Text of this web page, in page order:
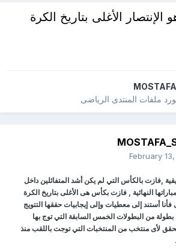
الأغلى بتاريخ الكرة
ملفات المنتدى الرياضى
February
,فازت بالكأس التي لم يكن أشد المتفائلين داخل
النهائية , فازت بكأس هى الأغلى بتاريخ الكرة
أستند إلى معطيات وإلى إيجابيات حققها التتويج
من البطولات الخمس السابقة التي توج بها
لأى منتخب من المنتخبات التي توجت باللقب منذ